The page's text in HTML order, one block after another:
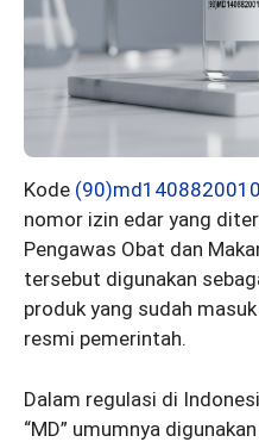
Kode
nomor izin edar yang
Pengawas Obat dan
tersebut digunakan
produk yang sudah
resmi pemerintah.
Dalam regulasi di
“MD” umumnya